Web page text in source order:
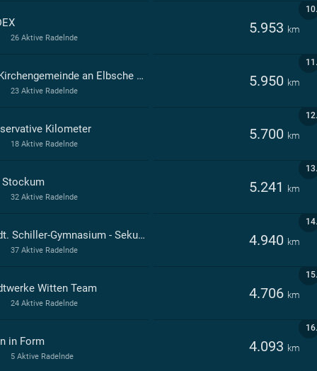
10.
5.953 km
26 Aktive Radelnde
11.
Ev. Kirchengemeinde an Elbsche und Ruhr 5.950 km
23 Aktive Radelnde
12.
Kilometer 5.700 km
18 Aktive Radelnde
13.
Stockum 5.241 km
32 Aktive Radelnde
14.
Städt. Schiller-Gymnasium - Sekundarstufen I und II - Witten 4.940 km
37 Aktive Radelnde
15.
Witten Team 4.706 km
24 Aktive Radelnde
16.
in Form 4.093 km
5 Aktive Radelnde